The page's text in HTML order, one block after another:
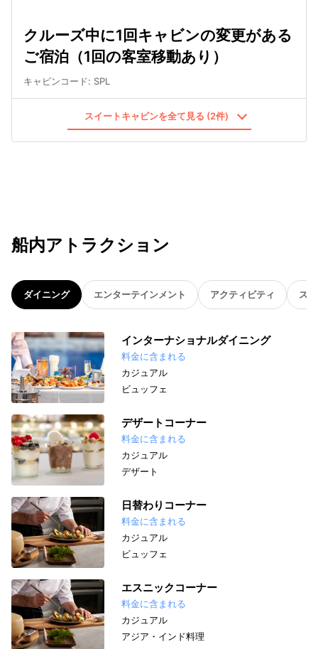
クルーズ中に1回キャビンの変更がある
ご宿泊（1回の客室移動あり）
キャビンコード: SPL
スイートキャビンを全て見る (2件)
船内アトラクション
ダイニング エンターテインメント アクティビティ ス
インターナショナルダイニング
料金に含まれる
カジュアル
ビュッフェ
デザートコーナー
料金に含まれる
カジュアル
デザート
日替わりコーナー
料金に含まれる
カジュアル
ビュッフェ
エスニックコーナー
料金に含まれる
カジュアル
アジア・インド料理